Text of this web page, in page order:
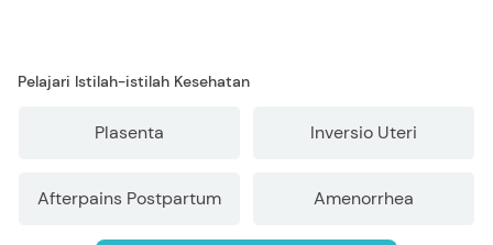
Pelajari Istilah-istilah Kesehatan
Plasenta Inversio Uteri
Afterpains Postpartum Amenorrhea